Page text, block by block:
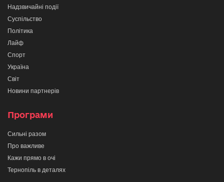
Надзвичайні події
Суспільство
Політика
Лайф
Спорт
Україна
Світ
Новини партнерів
Програми
Сильні разом
Про важливе
Кажи прямо в очі
Тернопіль в деталях